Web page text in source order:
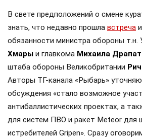
В свете предположений о смене
знать, что недавно прошла встреча
обязанности министра обороны т.н.
Хмары и главкома Михаила
штаба обороны Великобритании
Авторы ТГ-канала «Рыбарь»
обсуждения «стало возможное
антибаллистических проектах, а
для систем ПВО и ракет Meteor для
истребителей Gripen». Сразу